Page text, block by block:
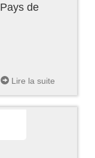
de
Lire la suite